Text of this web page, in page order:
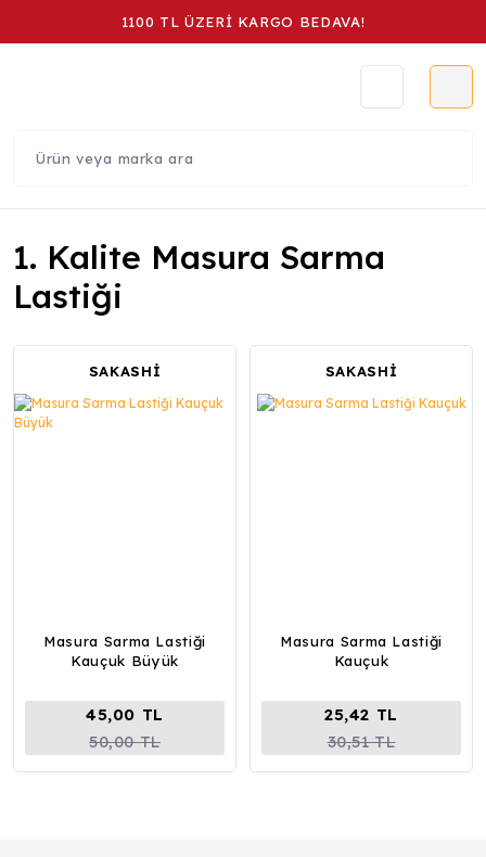
1100 TL ÜZERİ KARGO BEDAVA!
1. Kalite Masura Sarma
Lastiği
SAKASHİ
Masura Sarma Lastiği
Kauçuk Büyük
45,00 TL
50,00 TL
SAKASHİ
Masura Sarma Lastiği
Kauçuk
25,42 TL
30,51 TL